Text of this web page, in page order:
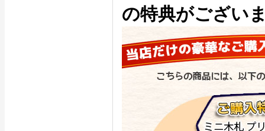
の特典がござい